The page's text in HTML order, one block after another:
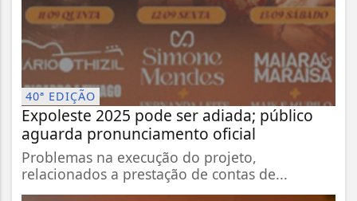
40ª EDIÇÃO
Expoleste 2025 pode ser adiada; público
aguarda pronunciamento oficial
Problemas na execução do projeto,
relacionados a prestação de contas de...